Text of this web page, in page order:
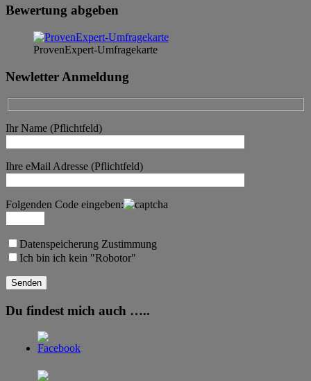
Bewertung abgeben
ProvenExpert-Umfragekarte
Newletter Anmeldung
Ihr Name (Pflichtfeld)
Ihre eMail Adresse (Pflichtfeld)
Folgenden Code eingeben:
Datenspeicherung Zustimmung
Ich bin ich kein "Robotor"
Du findest mich auch …..